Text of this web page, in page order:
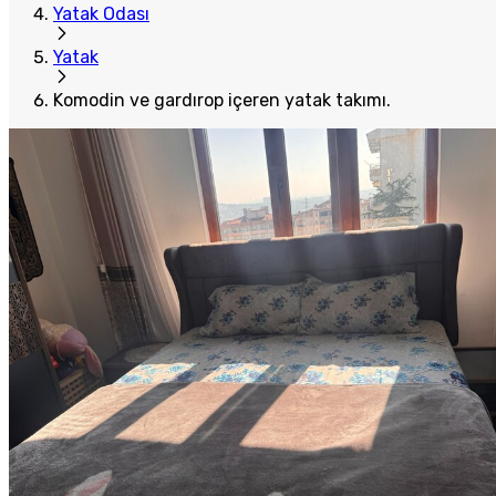
Yatak Odası
Yatak
Komodin ve gardırop içeren yatak takımı.